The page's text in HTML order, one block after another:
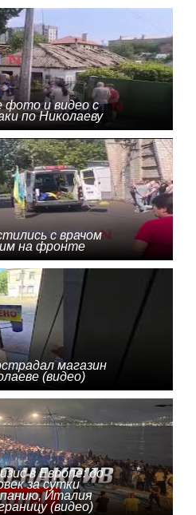
фото и видео с
по Николаеву
с врачом
на фронте
магазин
(видео)
в Европе: до
за сутки
Италия
(видео)